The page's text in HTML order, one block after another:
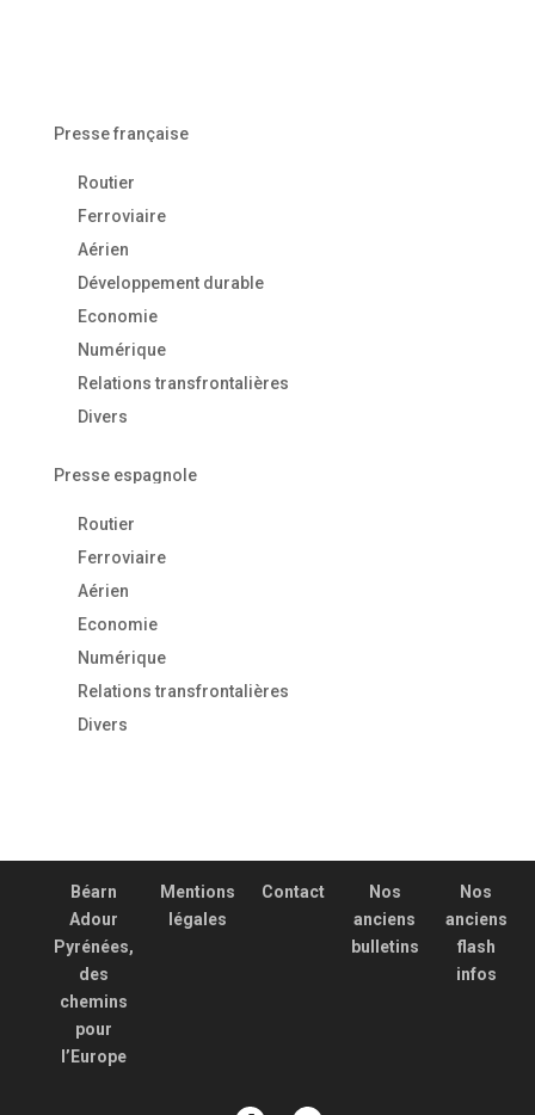
Presse française
Routier
Ferroviaire
Aérien
Développement durable
Economie
Numérique
Relations transfrontalières
Divers
Presse espagnole
Routier
Ferroviaire
Aérien
Economie
Numérique
Relations transfrontalières
Divers
Béarn
Adour
Pyrénées,
des
chemins
pour
l’Europe
Mentions
légales
Contact
Nos
anciens
bulletins
Nos
anciens
flash
infos